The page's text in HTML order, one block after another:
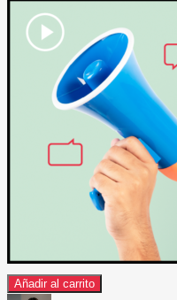
Añadir al carrito